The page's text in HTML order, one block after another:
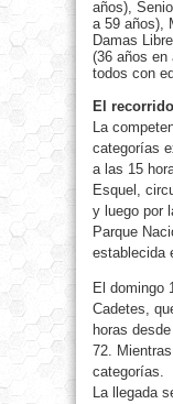
años),
a 59 años),
Damas
(36 años en
todos con
El recorrido
La
categorías
a las 15
Esquel,
y luego por
Parque
establecida
El domingo
Cadetes,
horas
72.
categorías.
La llegada